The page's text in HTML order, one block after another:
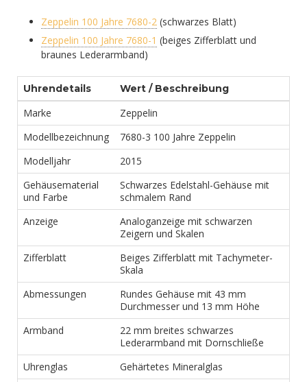
Zeppelin 100 Jahre 7680-2 (schwarzes Blatt)
Zeppelin 100 Jahre 7680-1 (beiges Zifferblatt und
braunes Lederarmband)
Uhrendetails Wert / Beschreibung
Marke
Zeppelin
Modellbezeichnung
7680-3 100 Jahre Zeppelin
Modelljahr
2015
Gehäusematerial
und Farbe
Schwarzes Edelstahl-Gehäuse mit
schmalem Rand
Anzeige
Analoganzeige mit schwarzen
Zeigern und Skalen
Zifferblatt
Beiges Zifferblatt mit Tachymeter-
Skala
Abmessungen
Rundes Gehäuse mit 43 mm
Durchmesser und 13 mm Höhe
Armband
22 mm breites schwarzes
Lederarmband mit Dornschließe
Uhrenglas
Gehärtetes Mineralglas